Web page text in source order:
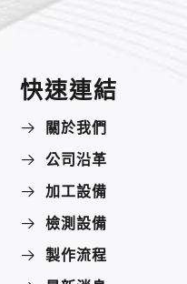
快速連結
關於我們
公司沿革
加工設備
檢測設備
製作流程